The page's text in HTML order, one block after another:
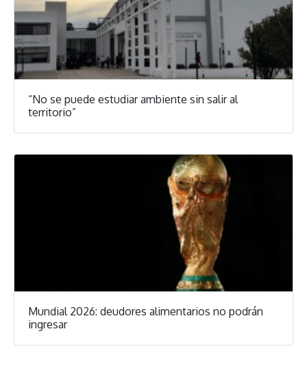
“No se puede estudiar ambiente sin salir al
territorio”
Mundial 2026: deudores alimentarios no podrán
ingresar